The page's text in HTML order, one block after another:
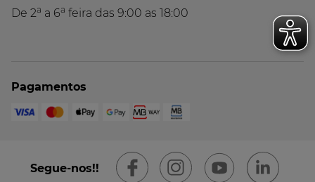
De 2a a 6a feira das 9:00 as 18:00
Pagamentos
Segue-nos!!